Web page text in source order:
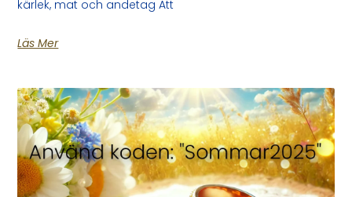
kärlek, mat och andetag Att
Läs Mer